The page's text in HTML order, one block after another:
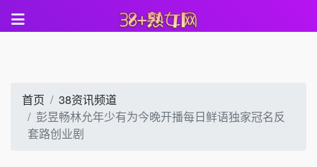
首页
38资讯频道
彭昱畅林允年少有为今晚开播每日鲜语独家冠名反
套路创业剧